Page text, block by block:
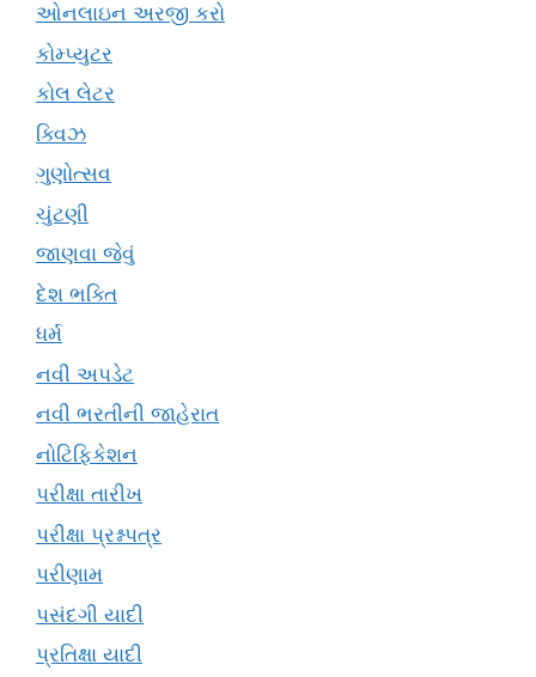
ઓનલાઇન અરજી કરો
કોમ્પ્યુટર
કોલ લેટર
ક્વિઝ
ગુણોત્સવ
ચુંટણી
જાણવા જેવું
દેશ ભક્તિ
ધર્મ
નવી અપડેટ
નવી ભરતીની જાહેરાત
નોટિફિકેશન
પરીક્ષા તારીખ
પરીક્ષા પ્રશ્નપત્ર
પરીણામ
પસંદગી યાદી
પ્રતિક્ષા યાદી